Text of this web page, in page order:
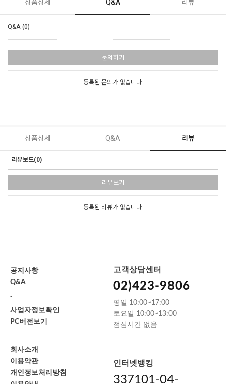
상품상세 Q&A 리뷰
Q&A (0)
문의하기
등록된 문의가 없습니다.
상품상세 Q&A 리뷰
리뷰보드(0)
리뷰쓰기
등록된 리뷰가 없습니다.
공지사항
Q&A
-
사업자정보확인
PC버전보기
-
회사소개
이용약관
개인정보처리방침
고객상담센터
02)423-9806
평일 10:00~17:00
토요일 10:00~13:00
점심시간 없음
인터넷뱅킹
337101-04-